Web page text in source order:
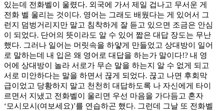
있는데 전화벨이 울렸다. 외국에 가서 제일 겁나고 무서운 게
전화 벨 울리는 것이다. 영어는 그래도 배웠다는 게 있어서 그
런지 덤벙거리지만 말고 침착하게 잘 듣고 있으면 조금은 안심
이 되었다. 단어의 뜻이라도 알 수 있어 짧은 대답 장도는 무난
했다. 그러나 일어는 머릿속을 하얗게 만들었고 상대방이 일어
로 말하는데 내 입은 왜 영어로 대답을 하는가 말이다!? 내 영
어에 상대방이 놀라 서로가 무슨 말을 하는지 알 수 없게 되고
서로 미안하다는 말을 하면서 끊게 되었다. 끊고 나면 후회막
급이었고 당황하지 말고 천천히 대답하도록 나 자신에게 타이
르면서 지냈고 전화벨이 울리면 우선 마음을 가다듬고 혼자
‘모시모시(여보세요)’를 연습하곤 했다. 그런데 그날 또 전화벨